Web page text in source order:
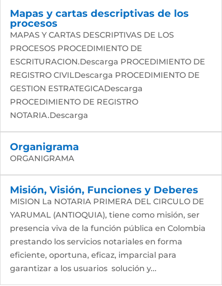
Mapas y cartas descriptivas de los
procesos
MAPAS Y CARTAS DESCRIPTIVAS DE LOS
PROCESOS PROCEDIMIENTO DE
ESCRITURACION.Descarga PROCEDIMIENTO DE
REGISTRO CIVILDescarga PROCEDIMIENTO DE
GESTION ESTRATEGICADescarga
PROCEDIMIENTO DE REGISTRO
NOTARIA.Descarga
Organigrama
ORGANIGRAMA
Misión, Visión, Funciones y Deberes
MISION La NOTARIA PRIMERA DEL CIRCULO DE
YARUMAL (ANTIOQUIA), tiene como misión, ser
presencia viva de la función pública en Colombia
prestando los servicios notariales en forma
eficiente, oportuna, eficaz, imparcial para
garantizar a los usuarios solución y...